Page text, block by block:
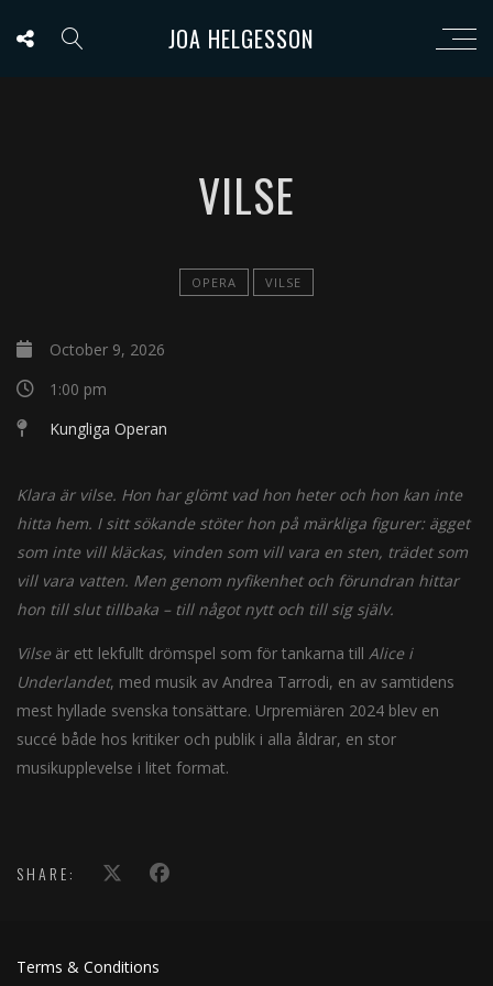
JOA HELGESSON
VILSE
OPERA VILSE
October 9, 2026
1:00 pm
Kungliga Operan
Klara är vilse. Hon har glömt vad hon heter och hon kan inte
hitta hem. I sitt sökande stöter hon på märkliga figurer: ägget
som inte vill kläckas, vinden som vill vara en sten, trädet som
vill vara vatten. Men genom nyfikenhet och förundran hittar
hon till slut tillbaka – till något nytt och till sig själv.
Vilseär ett lekfullt drömspel som för tankarna till Alice i
Underlandet, med musik av Andrea Tarrodi, en av samtidens
mest hyllade svenska tonsättare. Urpremiären 2024 blev en
succé både hos kritiker och publik i alla åldrar, en stor
musikupplevelse i litet format.
SHARE:
Terms & Conditions